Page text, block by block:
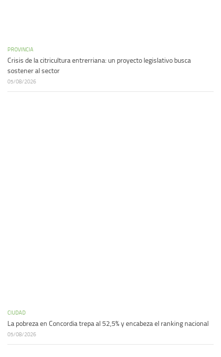
PROVINCIA
Crisis de la citricultura entrerriana: un proyecto legislativo busca
sostener al sector
05/08/2026
CIUDAD
La pobreza en Concordia trepa al 52,5% y encabeza el ranking nacional
05/08/2026